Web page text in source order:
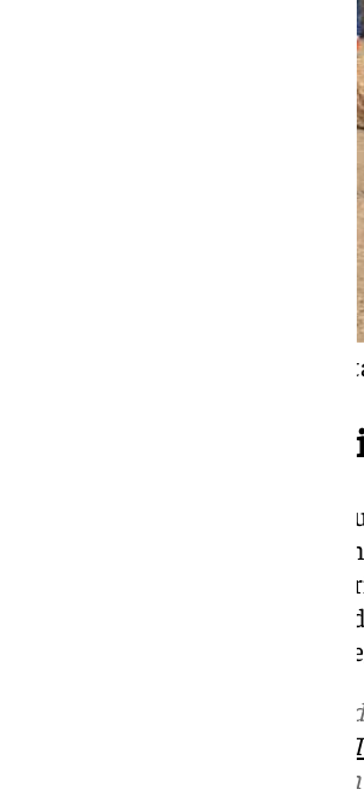
El vuelco del camión, en
Camión de grandes
Desde el Ayuntamiento de
durado unas dos horas y que
Universitario Virgen de la
se sabe el camión
caído por un “balate pequeño”
en las
Puedes ponerte en contacto